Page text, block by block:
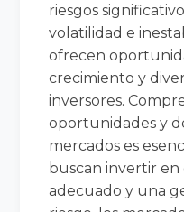
riesgos
volatilidad e
ofrecen
crecimiento y
inversores.
oportunidades y
mercados es
buscan invertir
adecuado y una